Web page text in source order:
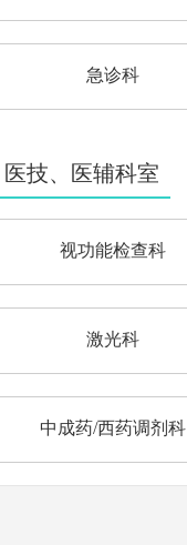
急诊科
医技、医辅科室
视功能检查科
激光科
中成药/西药调剂科